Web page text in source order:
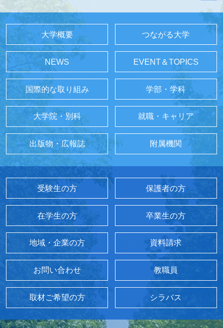
大学概要 つながる大学
NEWS EVENT＆TOPICS
国際的な取り組み 学部・学科
大学院・別科 就職・キャリア
出版物・広報誌 附属機関
受験生の方 保護者の方
在学生の方 卒業生の方
地域・企業の方 資料請求
お問い合わせ 教職員
取材ご希望の方 シラバス